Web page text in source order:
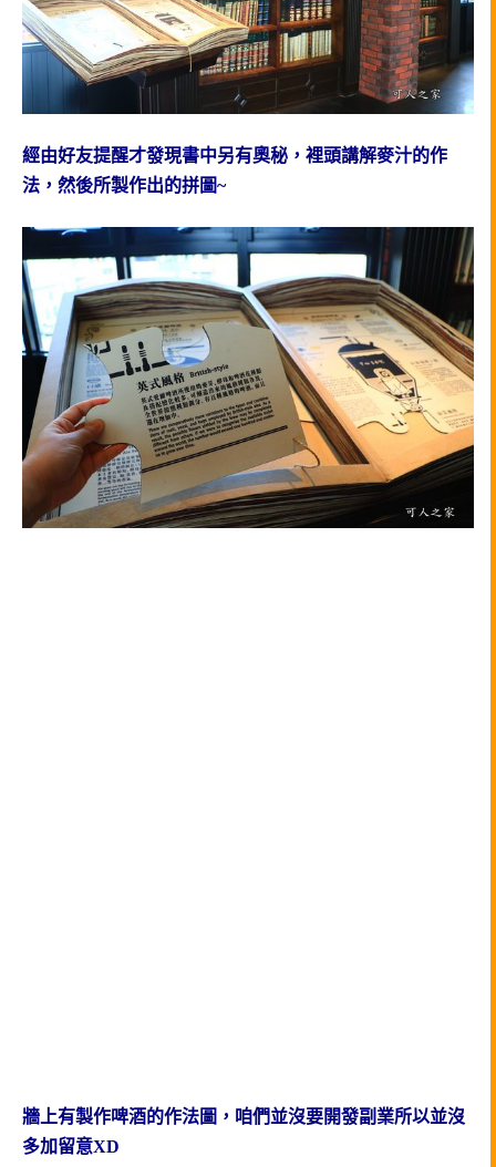
經由好友提醒才發現書中另有奧秘，裡頭講解麥汁的作
法，然後所製作出的拼圖~
牆上有製作啤酒的作法圖，咱們並沒要開發副業所以並沒
多加留意XD